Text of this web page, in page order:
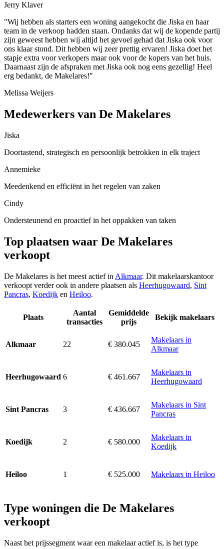
Jerry Klaver
"Wij hebben als starters een woning aangekocht die Jiska en haar
team in de verkoop hadden staan. Ondanks dat wij de kopende partij
zijn geweest hebben wij altijd het gevoel gehad dat Jiska ook voor
ons klaar stond. Dit hebben wij zeer prettig ervaren! Jiska doet het
stapje extra voor verkopers maar ook voor de kopers van het huis.
Daarnaast zijn de afspraken met Jiska ook nog eens gezellig! Heel
erg bedankt, de Makelares!"
Melissa Weijers
Medewerkers van De Makelares
Jiska
Doortastend, strategisch en persoonlijk betrokken in elk traject
Annemieke
Meedenkend en efficiënt in het regelen van zaken
Cindy
Ondersteunend en proactief in het oppakken van taken
Top plaatsen waar De Makelares
verkoopt
De Makelares is het meest actief in Alkmaar. Dit makelaarskantoor
verkoopt verder ook in andere plaatsen als Heerhugowaard, Sint
Pancras, Koedijk en Heiloo.
Plaats
Aantal
transacties
Gemiddelde
prijs
Bekijk makelaars
Alkmaar 22 € 380.045
Makelaars in
Alkmaar
Heerhugowaard 6 € 461.667
Makelaars in
Heerhugowaard
Sint Pancras 3 € 436.667
Makelaars in Sint
Pancras
Koedijk 2 € 580.000
Makelaars in
Koedijk
Heiloo 1 € 525.000 Makelaars in Heiloo
Type woningen die De Makelares
verkoopt
Naast het prijssegment waar een makelaar actief is, is het type